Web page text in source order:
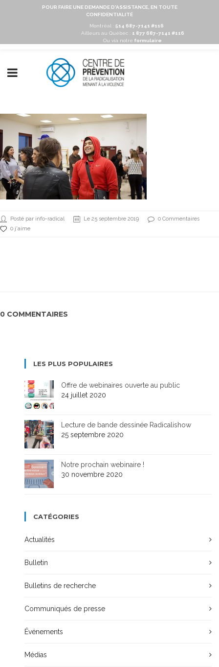
POUR FAIRE UNE DEMANDE D'ASSISTANCE, EN TOUTE
CONFIDENTIALITÉ
Montréal : 514 687-7141 #116
Ailleurs au Québec :
1 877 687-7141 #116
Ou via notre formulaire
Posté par info-radical Le 25 septembre 2019
0 Commentaires
0 j'aime
0 COMMENTAIRES
LES PLUS POPULAIRES
Offre de webinaires ouverte au public
24 juillet 2020
Lecture de bande dessinée Radicalishow
25 septembre 2020
Notre prochain webinaire !
30 novembre 2020
CATÉGORIES
Actualités
Bulletin
Bulletins de recherche
Communiqués de presse
Événements
Médias